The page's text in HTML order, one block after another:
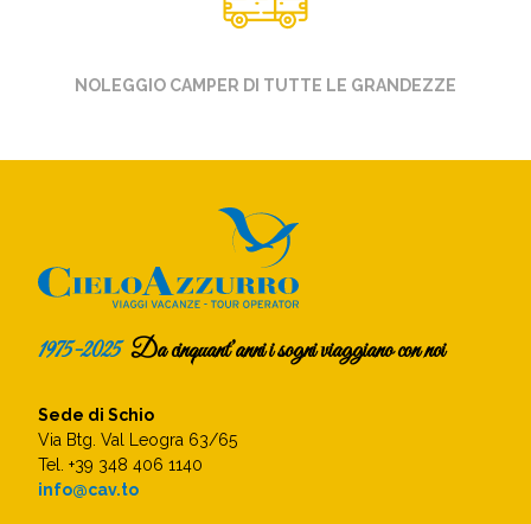
NOLEGGIO CAMPER DI TUTTE LE GRANDEZZE
1975-2025Da cinquant’anni i sogni viaggiano con noi
Sede di Schio
Via Btg. Val Leogra 63/65
Tel. +39 348 406 1140
info@cav.to